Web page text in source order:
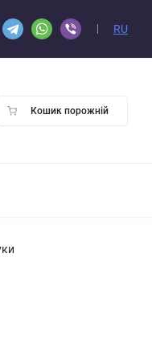
RU
Кошик порожній